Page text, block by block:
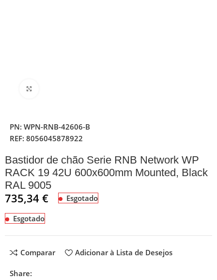
PN:WPN-RNB-42606-B
REF:8056045878922
Bastidor de chão Serie RNB Network WP
RACK 19 42U 600x600mm Mounted, Black
RAL 9005
735,34€ Esgotado
Esgotado
Comparar Adicionar à Lista de Desejos
Share: